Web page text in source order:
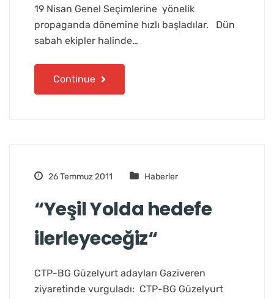
19 Nisan Genel Seçimlerine yönelik
propaganda dönemine hızlı başladılar. Dün
sabah ekipler halinde…
Continue
26 Temmuz 2011 Haberler
“Yeşil Yolda hedefe
ilerleyeceğiz“
CTP-BG Güzelyurt adayları Gaziveren
ziyaretinde vurguladı: CTP-BG Güzelyurt